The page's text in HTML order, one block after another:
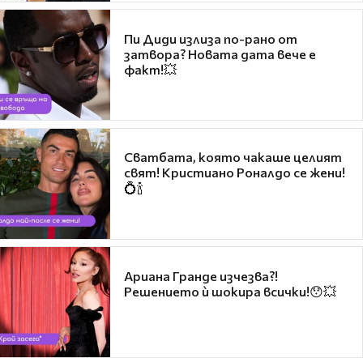
Пи Диди излиза по-рано от
затвора? Новата дата вече е
факт!💥
Сватбата, която чакаше целият
свят! Кристиано Роналдо се жени!
💍🍾
Ариана Гранде изчезва?!
Решението ѝ шокира всички!😯💥